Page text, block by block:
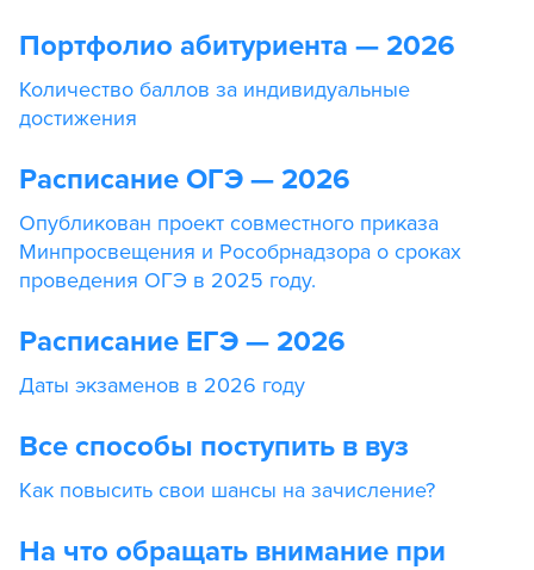
Портфолио абитуриента — 2026
Количество баллов за индивидуальные
достижения
Расписание ОГЭ — 2026
Опубликован проект совместного приказа
Минпросвещения и Рособрнадзора о сроках
проведения ОГЭ в 2025 году.
Расписание ЕГЭ — 2026
Даты экзаменов в 2026 году
Все способы поступить в вуз
Как повысить свои шансы на зачисление?
На что обращать внимание при